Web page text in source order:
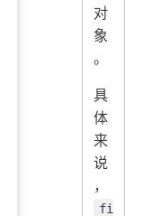
对
象
。
具
体
来
说
，
fi